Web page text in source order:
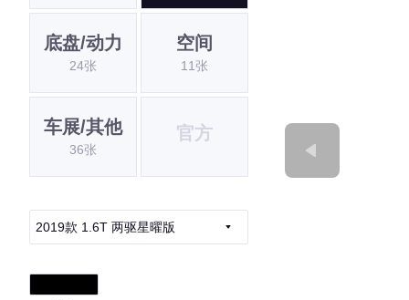
底盘/动力
24张
空间
11张
车展/其他
36张
官方
2019款 1.6T 两驱星曜版